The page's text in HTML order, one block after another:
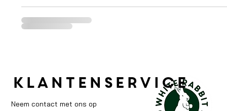
Klantenservice
Neem contact met ons op